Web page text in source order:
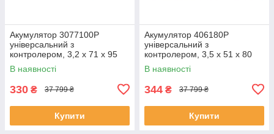
Акумулятор 3077100P
універсальний з
контролером, 3,2 х 71 х 95
мм (3000 mAh)/ для
смартфона, планшета
В наявності
330 ₴ 37 799 ₴
Купити
Акумулятор 406180P
універсальний з
контролером, 3,5 х 51 х 80
мм (1600 mAh)/ для
смартфона, планшета
В наявності
344 ₴ 37 799 ₴
Купити